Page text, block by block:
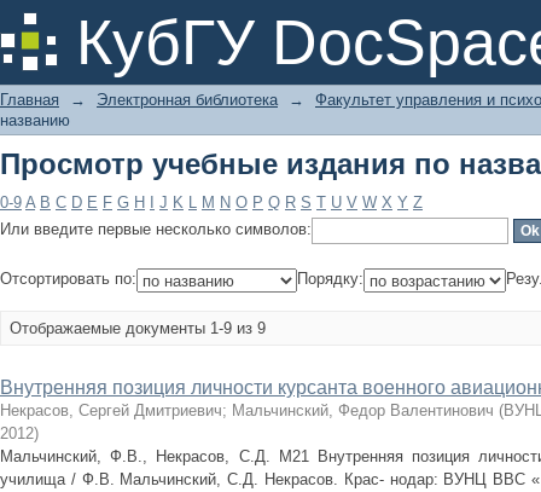
КубГУ
Просмотр учебные издания по
Главная → Электронная библиотека →
Факультет управления и
названию
Просмотр учебные издания по
0-9 A B C D E F G H J K L M N O P Q R S T U V W X Y Z
Или введите первые несколько символов:
Отсортировать по: Порядку:
Отображаемые документы 1-9 из 9
Внутренняя позиция личности курсанта военного
Некрасов, Сергей Дмитриевич; Мальчинский, Федор Валентинович (
2012)
Мальчинский, Ф.В., Некрасов, С.Д. М21 Внутренняя позиция
училища / Ф.В. Мальчинский, С.Д. Некрасов. Крас- нодар: ВУНЦ ВВС